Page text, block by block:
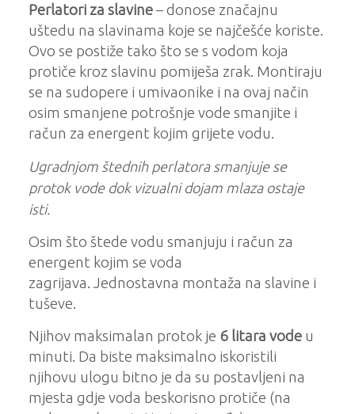
Perlatori za slavine– donose značajnu
uštedu na slavinama koje se najčešće koriste.
Ovo se postiže tako što se s vodom koja
protiče kroz slavinu pomiješa zrak. Montiraju
se na sudopere i umivaonike i na ovaj način
osim smanjene potrošnje vode smanjite i
račun za energent kojim grijete vodu.
Ugradnjom štednih perlatora smanjuje se
protok vode dok vizualni dojam mlaza ostaje
isti.
Osim što štede vodu smanjuju i račun za
energent kojim se voda
zagrijava. Jednostavna montaža na slavine i
tuševe.
Njihov maksimalan protok je 6 litara vode u
minuti. Da biste maksimalno iskoristili
njihovu ulogu bitno je da su postavljeni na
mjesta gdje voda beskorisno protiče (na